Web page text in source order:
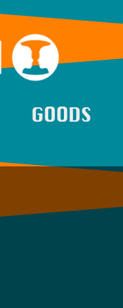
GOODS